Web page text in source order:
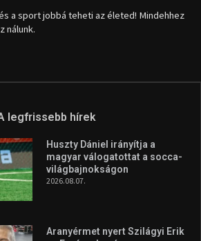
a sport jobbá teheti az életed! Mindehhez
nálunk.
legfrissebb hírek
Huszty Dániel irányítja a
magyar válogatottat a socca-
világbajnokságon
2026.08.07.
Aranyérmet nyert Szilágyi Erik